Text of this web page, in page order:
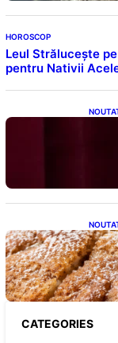
HOROSCOP
Leul Strălucește
pentru Nativii
CATEGORIES